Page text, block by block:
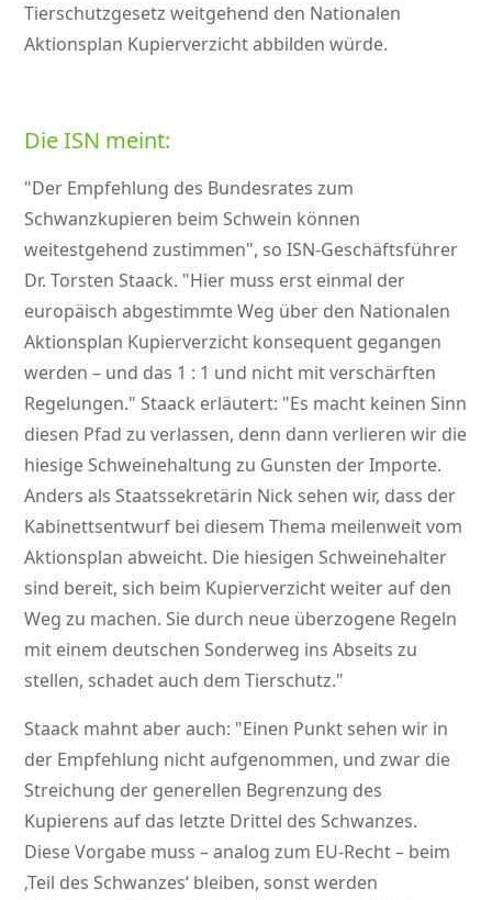
Tierschutzgesetz weitgehend den Nationalen
Aktionsplan Kupierverzicht abbilden würde.
Die ISN meint:
Der Empfehlung des Bundesrates zum
Schwanzkupieren beim Schwein können
weitestgehend zustimmen , so ISN-Geschäftsführer
Dr. Torsten Staack. Hier muss erst einmal der
europäisch abgestimmte Weg über den Nationalen
Aktionsplan Kupierverzicht konsequent gegangen
werden – und das 1 : 1 und nicht mit verschärften
Regelungen. Staack erläutert: Es macht keinen Sinn
diesen Pfad zu verlassen, denn dann verlieren wir die
hiesige Schweinehaltung zu Gunsten der Importe.
Anders als Staatssekretärin Nick sehen wir, dass der
Kabinettsentwurf bei diesem Thema meilenweit vom
Aktionsplan abweicht. Die hiesigen Schweinehalter
sind bereit, sich beim Kupierverzicht weiter auf den
Weg zu machen. Sie durch neue überzogene Regeln
mit einem deutschen Sonderweg ins Abseits zu
stellen, schadet auch dem Tierschutz.
Staack mahnt aber auch: Einen Punkt sehen wir in
der Empfehlung nicht aufgenommen, und zwar die
Streichung der generellen Begrenzung des
Kupierens auf das letzte Drittel des Schwanzes.
Diese Vorgabe muss – analog zum EU-Recht – beim
‚Teil des Schwanzes‘ bleiben, sonst werden